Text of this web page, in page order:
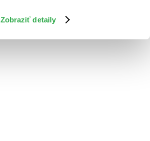
Zobraziť detaily